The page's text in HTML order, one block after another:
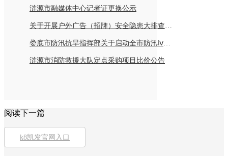
涟源市融媒体中心记者证更换公示
关于开展户外广告（招牌）安全隐患大排查倡议书
娄底市防汛抗旱指挥部关于启动全市防汛ⅳ级应急响应的紧急通知
涟源市消防救援大队定点采购项目比价公告
阅读下一篇
k8凯发官网入口